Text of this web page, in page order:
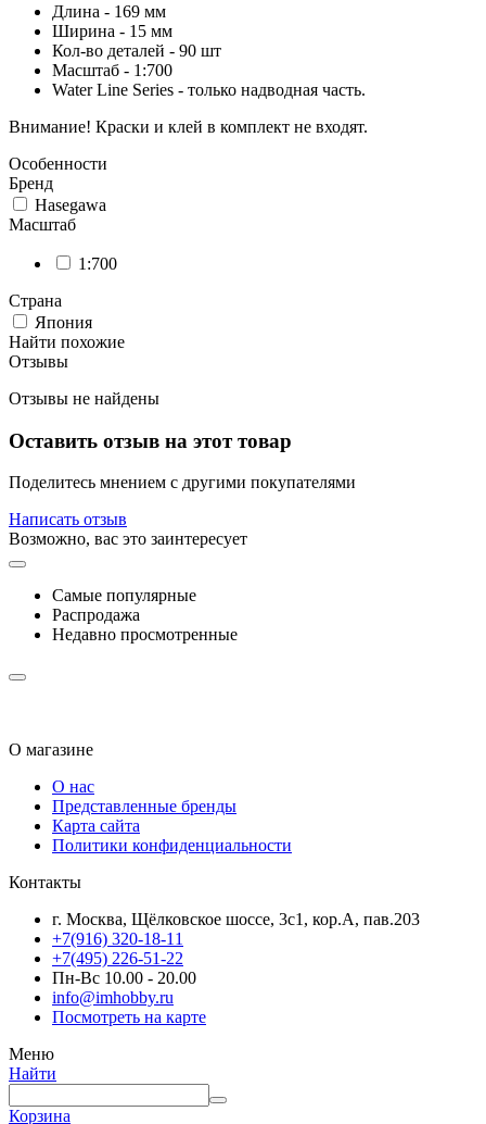
Длина - 169 мм
Ширина - 15 мм
Кол-во деталей - 90 шт
Масштаб - 1:700
Water Line Series - только надводная часть.
Внимание! Краски и клей в комплект не входят.
Особенности
Бренд
Hasegawa
Масштаб
1:700
Страна
Япония
Найти похожие
Отзывы
Отзывы не найдены
Оставить отзыв на этот товар
Поделитесь мнением с другими покупателями
Написать отзыв
Возможно, вас это заинтересует
Самые популярные
Распродажа
Недавно просмотренные
О магазине
О нас
Представленные бренды
Карта сайта
Политики конфиденциальности
Контакты
г. Москва, Щёлковское шоссе, 3с1, кор.А, пав.203
+7(916) 320-18-11
+7(495) 226-51-22
Пн-Вс 10.00 - 20.00
info@imhobby.ru
Посмотреть на карте
Меню
Найти
Корзина